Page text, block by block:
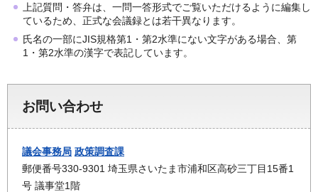
上記質問・答弁は、一問一答形式でご覧いただけるように編集し
ているため、正式な会議録とは若干異なります。
氏名の一部にJIS規格第1・第2水準にない文字がある場合、第
1・第2水準の漢字で表記しています。
お問い合わせ
議会事務局 政策調査課
郵便番号330-9301 埼玉県さいたま市浦和区高砂三丁目15番1
号 議事堂1階